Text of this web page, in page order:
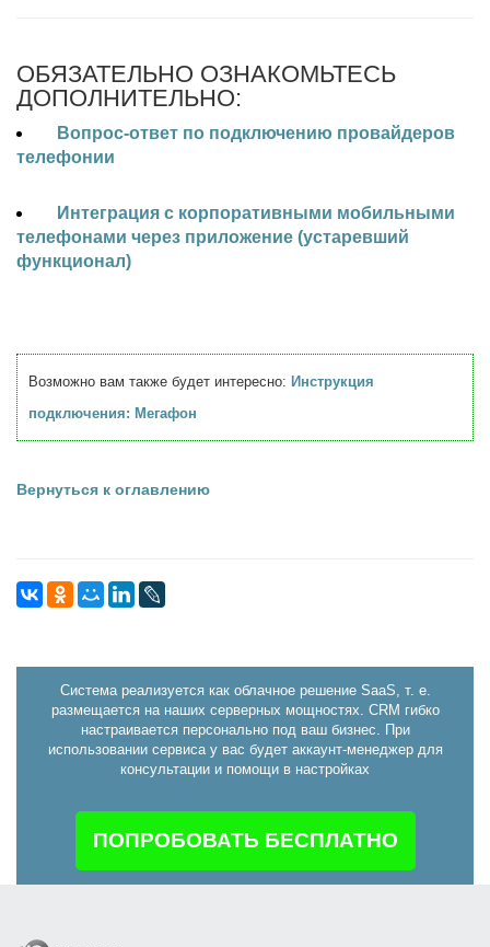
ОБЯЗАТЕЛЬНО ОЗНАКОМЬТЕСЬ
ДОПОЛНИТЕЛЬНО:
Вопрос-ответ по подключению провайдеров
телефонии
Интеграция с корпоративными мобильными
телефонами через приложение (устаревший
функционал)
Возможно вам также будет интересно: Инструкция
подключения: Мегафон
Вернуться к оглавлению
Система реализуется как облачное решение SaaS, т. е.
размещается на наших серверных мощностях. CRM гибко
настраивается персонально под ваш бизнес. При
использовании сервиса у вас будет аккаунт-менеджер для
консультации и помощи в настройках
ПОПРОБОВАТЬ БЕСПЛАТНО